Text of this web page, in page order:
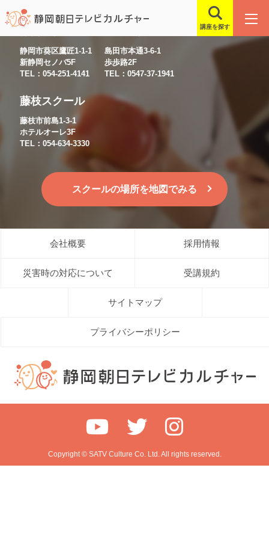
講座を探す
静岡市葵区鷹匠1-1-1
新静岡セノバ5F
TEL：054-251-4141
島田市本通3-6-1
歩歩路2F
TEL：0547-37-1941
藤枝スクール
藤枝市前島1-3-1
ホテルオーレ3F
TEL：054-634-3330
スクールの場所を地図でみる
会社概要 採用情報
災害時の対応について 受講規約
サイトマップ
プライバシーポリシー
Copyright © SATV Culture Co. Ltd. All rights reserved.